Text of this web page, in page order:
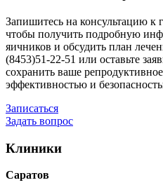
Запишитесь на консультацию к
чтобы получить подробную
яичников и обсудить план
(8453)51-22-51 или оставьте
сохранить ваше
эффективностью и
Записаться
Задать вопрос
Клиники
Саратов